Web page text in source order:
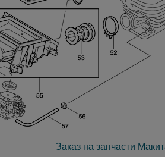
Заказ на запчасти